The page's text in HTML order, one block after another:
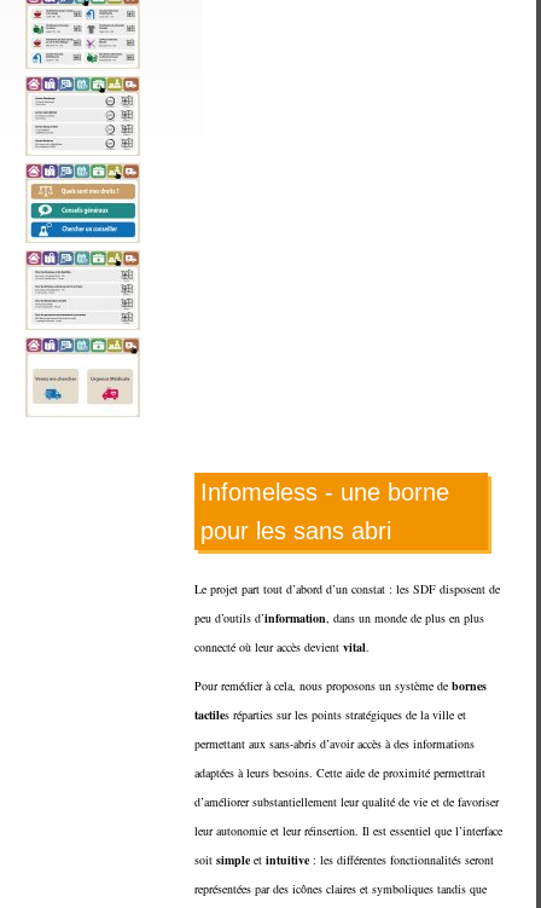
Infomeless - une borne
pour les sans abri
Le projet part tout d’abord d’un constat : les SDF disposent de
peu d’outils d’information, dans un monde de plus en plus
connecté où leur accès devientvital.
Pour remédier à cela, nous proposons un système de bornes
tactiles réparties sur les points stratégiques de la ville et
permettant aux sans-abris d’avoir accès à des informations
adaptées à leurs besoins. Cette aide de proximité permettrait
d’améliorer substantiellement leur qualité de vie et de favoriser
leur autonomie et leur réinsertion. Il est essentiel que l’interface
soit simple etintuitive : les différentes fonctionnalités seront
représentées par des icônes claires et symboliques tandis que